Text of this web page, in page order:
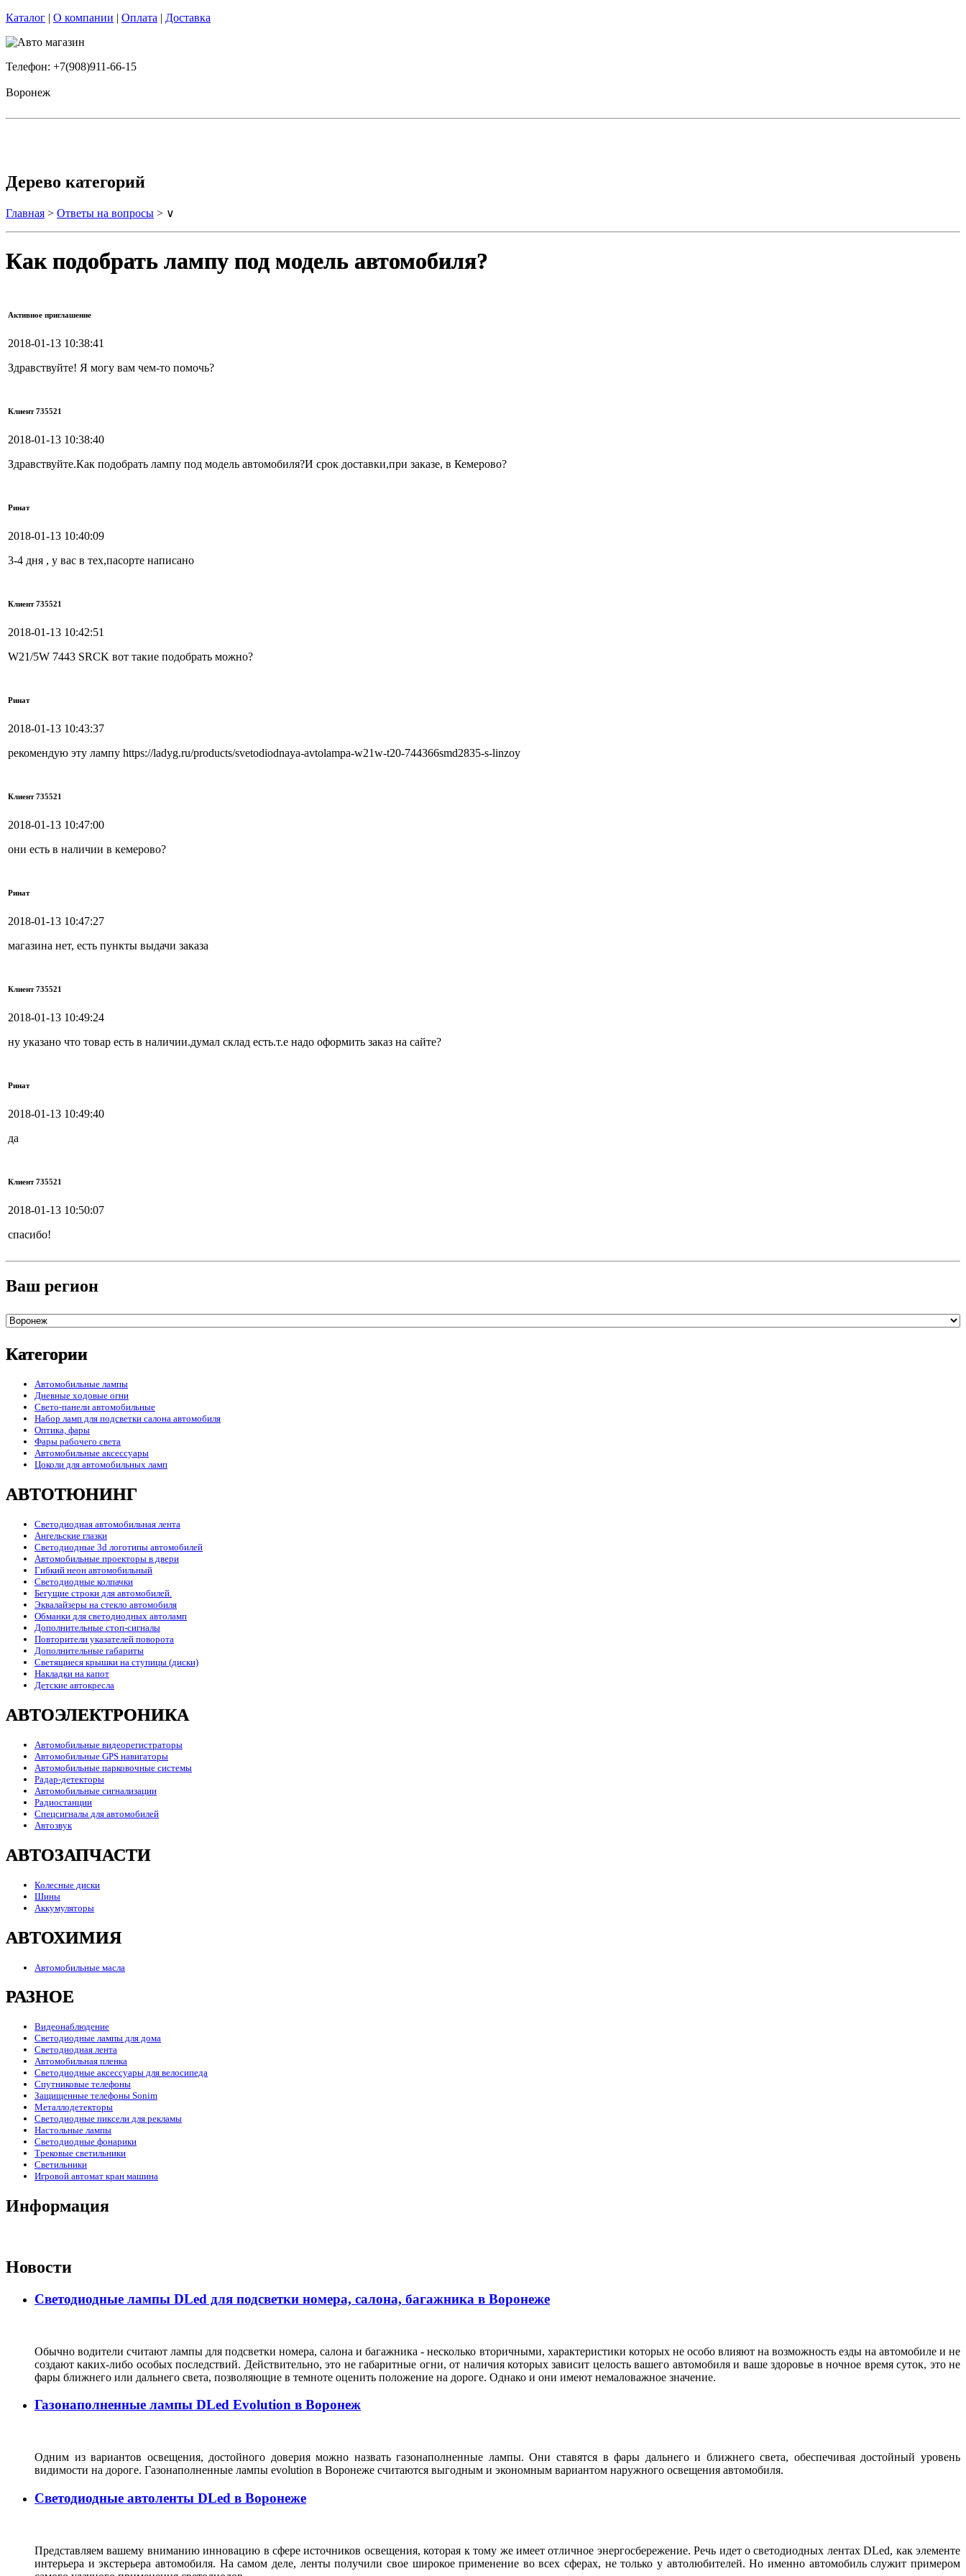
Каталог | О компании | Оплата | Доставка
Телефон: +7(908)911-66-15
Воронеж
Дерево категорий
Главная > Ответы на вопросы > ∨
Как подобрать лампу под модель автомобиля?
Активное приглашение
2018-01-13 10:38:41
Здравствуйте! Я могу вам чем-то помочь?
Клиент 735521
2018-01-13 10:38:40
Здравствуйте.Как подобрать лампу под модель автомобиля?И срок доставки,при заказе, в Кемерово?
Ринат
2018-01-13 10:40:09
3-4 дня , у вас в тех,пасорте написано
Клиент 735521
2018-01-13 10:42:51
W21/5W 7443 SRCK вот такие подобрать можно?
Ринат
2018-01-13 10:43:37
рекомендую эту лампу https://ladyg.ru/products/svetodiodnaya-avtolampa-w21w-t20-744366smd2835-s-linzoy
Клиент 735521
2018-01-13 10:47:00
они есть в наличии в кемерово?
Ринат
2018-01-13 10:47:27
магазина нет, есть пункты выдачи заказа
Клиент 735521
2018-01-13 10:49:24
ну указано что товар есть в наличии.думал склад есть.т.е надо оформить заказ на сайте?
Ринат
2018-01-13 10:49:40
да
Клиент 735521
2018-01-13 10:50:07
спасибо!
Ваш регион
Категории
Автомобильные лампы
Дневные ходовые огни
Свето-панели автомобильные
Набор ламп для подсветки салона автомобиля
Оптика, фары
Фары рабочего света
Автомобильные аксессуары
Цоколи для автомобильных ламп
АВТОТЮНИНГ
Светодиодная автомобильная лента
Ангельские глазки
Светодиодные 3d логотипы автомобилей
Автомобильные проекторы в двери
Гибкий неон автомобильный
Светодиодные колпачки
Бегущие строки для автомобилей.
Эквалайзеры на стекло автомобиля
Обманки для светодиодных автоламп
Дополнительные стоп-сигналы
Повторители указателей поворота
Дополнительные габариты
Светящиеся крышки на ступицы (диски)
Накладки на капот
Детские автокресла
АВТОЭЛЕКТРОНИКА
Автомобильные видеорегистраторы
Автомобильные GPS навигаторы
Автомобильные парковочные системы
Радар-детекторы
Автомобильные сигнализации
Радиостанции
Спецсигналы для автомобилей
Автозвук
АВТОЗАПЧАСТИ
Колесные диски
Шины
Аккумуляторы
АВТОХИМИЯ
Автомобильные масла
РАЗНОЕ
Видеонаблюдение
Светодиодные лампы для дома
Светодиодная лента
Автомобильная пленка
Светодиодные аксессуары для велосипеда
Спутниковые телефоны
Защищенные телефоны Sonim
Металлодетекторы
Светодиодные пиксели для рекламы
Настольные лампы
Светодиодные фонарики
Трековые светильники
Светильники
Игровой автомат кран машина
Информация
Новости
Светодиодные лампы DLed для подсветки номера, салона, багажника в Воронеже
Обычно водители считают лампы для подсветки номера, салона и багажника - несколько вторичными, характеристики которых не особо влияют на возможность езды на автомобиле и не
создают каких-либо особых последствий. Действительно, это не габаритные огни, от наличия которых зависит целость вашего автомобиля и ваше здоровье в ночное время суток, это не
фары ближнего или дальнего света, позволяющие в темноте оценить положение на дороге. Однако и они имеют немаловажное значение.
Газонаполненные лампы DLed Evolution в Воронеж
Одним из вариантов освещения, достойного доверия можно назвать газонаполненные лампы. Они ставятся в фары дальнего и ближнего света, обеспечивая достойный уровень
видимости на дороге. Газонаполненные лампы evolution в Воронеже считаются выгодным и экономным вариантом наружного освещения автомобиля.
Светодиодные автоленты DLed в Воронеже
Представляем вашему вниманию инновацию в сфере источников освещения, которая к тому же имеет отличное энергосбережение. Речь идет о светодиодных лентах DLed, как элементе
интерьера и экстерьера автомобиля. На самом деле, ленты получили свое широкое применение во всех сферах, не только у автолюбителей. Но именно автомобиль служит примером